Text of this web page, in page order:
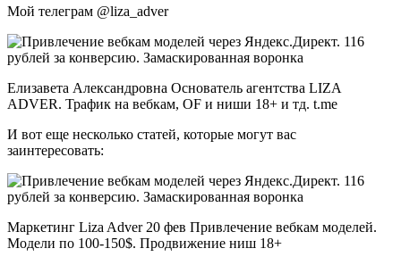
Мой телеграм @liza_adver
Елизавета Александровна Основатель агентства LIZA
ADVER. Трафик на вебкам, OF и ниши 18+ и тд. t.me
И вот еще несколько статей, которые могут вас
заинтересовать:
Маркетинг Liza Adver 20 фев Привлечение вебкам моделей.
Модели по 100-150$. Продвижение ниш 18+